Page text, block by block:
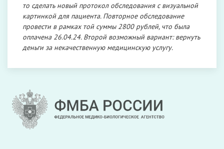
то сделать новый протокол обследования с визуальной
картинкой для пациента. Повторное обследование
провести в рамках той суммы 2800 рублей, что была
оплачена 26.04.24. Второй возможный вариант: вернуть
деньги за некачественную медицинскую услугу.